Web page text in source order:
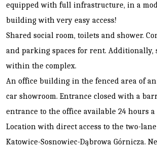
equipped with full infrastructure, in a
building with very easy access!
Shared social room, toilets and shower.
and parking spaces for rent. Additionally,
within the complex.
An office building in the fenced area of
car showroom. Entrance closed with a
entrance to the office available 24 hours a
Location with direct access to the two-lane
Katowice-Sosnowiec-Dąbrowa Górnicza.